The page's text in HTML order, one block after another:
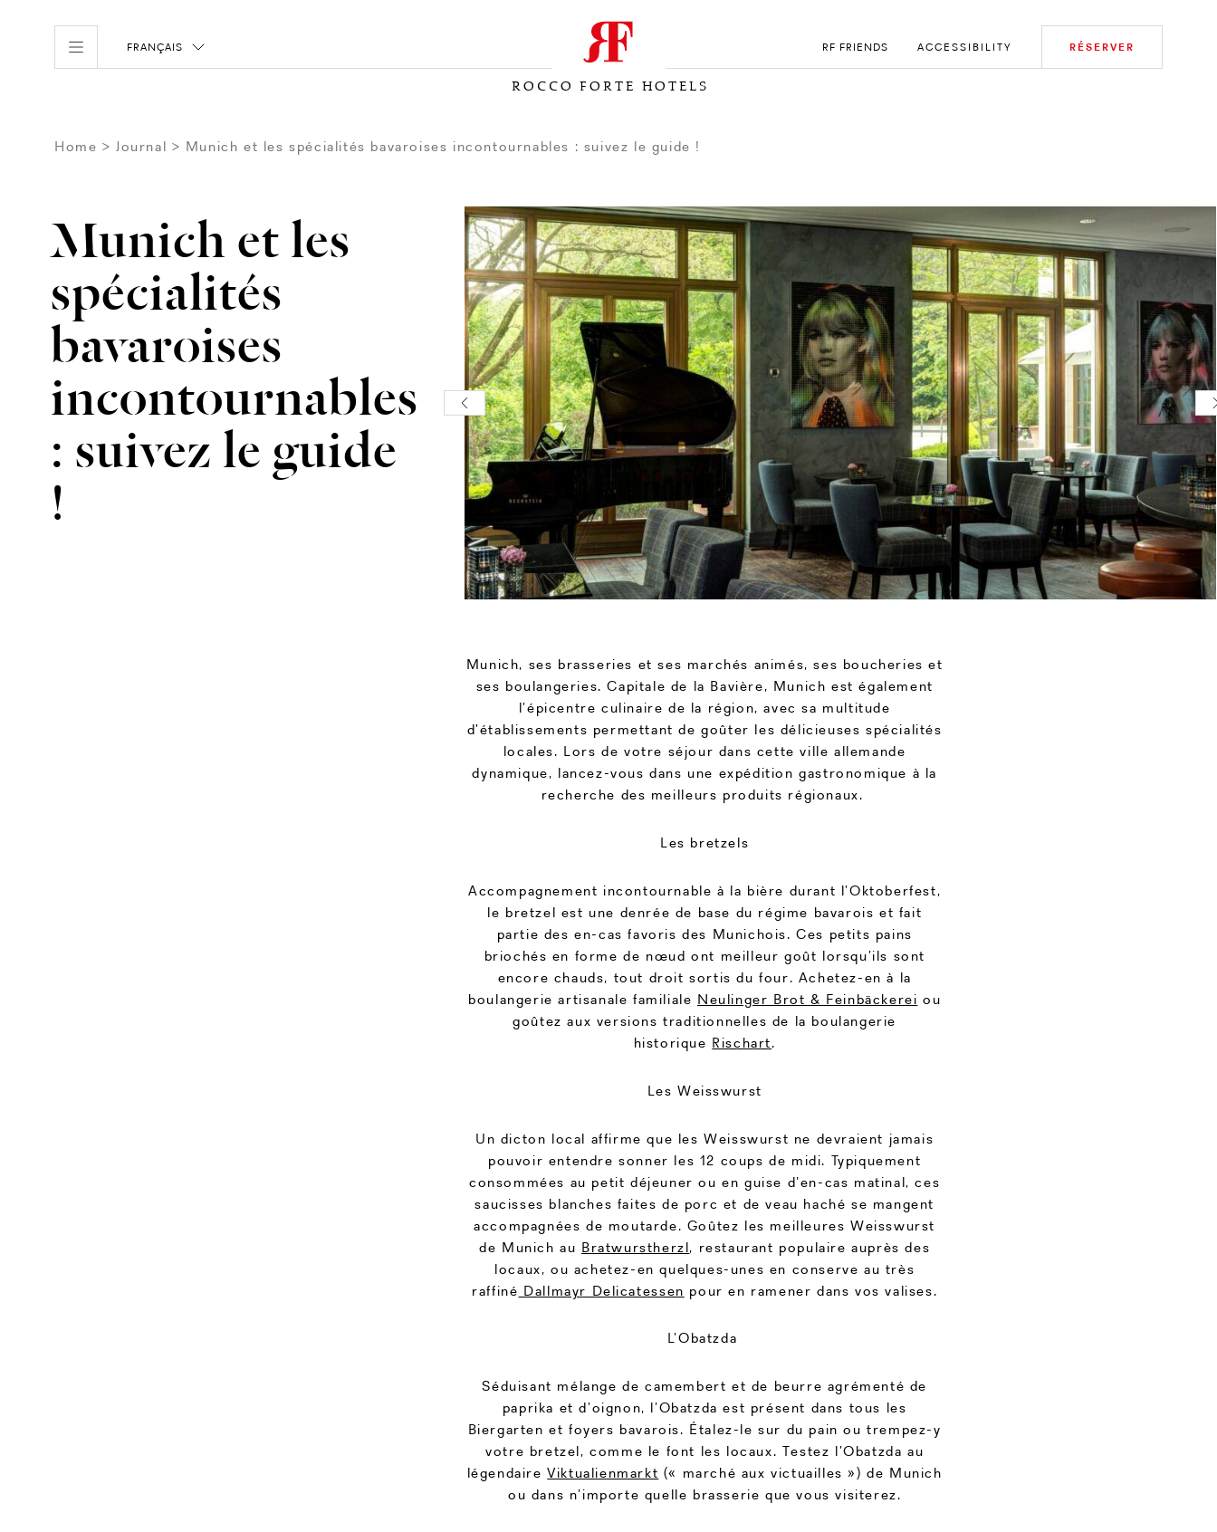
FRANÇAIS
ROCCO FORTE HOTELS
RF FRIENDS ACCESSIBILITY RÉSERVER
Home Journal Munich et les spécialités bavaroises incontournables : suivez le guide !
Munich et les
spécialités
bavaroises
incontournables
: suivez le guide
!
Munich, ses brasseries et ses marchés animés, ses boucheries et
ses boulangeries. Capitale de la Bavière, Munich est également
l’épicentre culinaire de la région, avec sa multitude
d’établissements permettant de goûter les délicieuses spécialités
locales. Lors de votre séjour dans cette ville allemande
dynamique, lancez-vous dans une expédition gastronomique à la
recherche des meilleurs produits régionaux.
Les bretzels
Accompagnement incontournable à la bière durant l’Oktoberfest,
le bretzel est une denrée de base du régime bavarois et fait
partie des en-cas favoris des Munichois. Ces petits pains
briochés en forme de nœud ont meilleur goût lorsqu’ils sont
encore chauds, tout droit sortis du four. Achetez-en à la
boulangerie artisanale familiale Neulinger Brot & Feinbäckerei ou
goûtez aux versions traditionnelles de la boulangerie
historique Rischart.
Les Weisswurst
Un dicton local affirme que les Weisswurst ne devraient jamais
pouvoir entendre sonner les 12 coups de midi. Typiquement
consommées au petit déjeuner ou en guise d’en-cas matinal, ces
saucisses blanches faites de porc et de veau haché se mangent
accompagnées de moutarde. Goûtez les meilleures Weisswurst
de Munich au Bratwurstherzl, restaurant populaire auprès des
locaux, ou achetez-en quelques-unes en conserve au très
raffiné Dallmayr Delicatessen pour en ramener dans vos valises.
L’Obatzda
Séduisant mélange de camembert et de beurre agrémenté de
paprika et d’oignon, l’Obatzda est présent dans tous les
Biergarten et foyers bavarois. Étalez-le sur du pain ou trempez-y
votre bretzel, comme le font les locaux. Testez l’Obatzda au
légendaireViktualienmarkt (« marché aux victuailles ») de Munich
ou dans n’importe quelle brasserie que vous visiterez.